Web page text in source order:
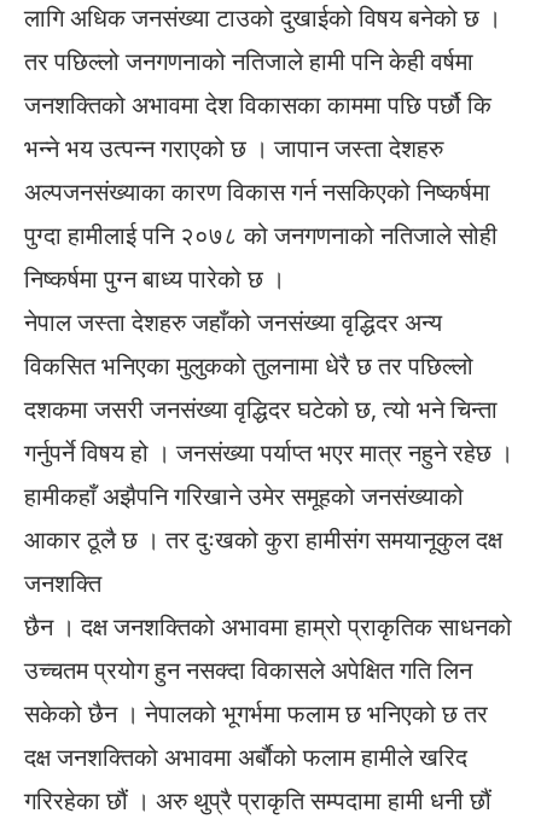
लागि अधिक जनसंख्या टाउको दुखाईको विषय बनेको छ ।
तर पछिल्लो जनगणनाको नतिजाले हामी पनि केही वर्षमा
जनशक्तिको अभावमा देश विकासका काममा पछि पर्छौ कि
भन्ने भय उत्पन्न गराएको छ । जापान जस्ता देशहरु
अल्पजनसंख्याका कारण विकास गर्न नसकिएको निष्कर्षमा
पुग्दा हामीलाई पनि २०७८ को जनगणनाको नतिजाले सोही
निष्कर्षमा पुग्न बाध्य पारेको छ ।
नेपाल जस्ता देशहरु जहाँको जनसंख्या वृद्धिदर अन्य
विकसित भनिएका मुलुकको तुलनामा धेरै छ तर पछिल्लो
दशकमा जसरी जनसंख्या वृद्धिदर घटेको छ, त्यो भने चिन्ता
गर्नुपर्ने विषय हो । जनसंख्या पर्याप्त भएर मात्र नहुने रहेछ ।
हामीकहाँ अझैपनि गरिखाने उमेर समूहको जनसंख्याको
आकार ठूलै छ । तर दुःखको कुरा हामीसंग समयानूकुल दक्ष
जनशक्ति
छैन । दक्ष जनशक्तिको अभावमा हाम्रो प्राकृतिक साधनको
उच्चतम प्रयोग हुन नसक्दा विकासले अपेक्षित गति लिन
सकेको छैन । नेपालको भूगर्भमा फलाम छ भनिएको छ तर
दक्ष जनशक्तिको अभावमा अर्बाैको फलाम हामीले खरिद
गरिरहेका छौं । अरु थुप्रै प्राकृति सम्पदामा हामी धनी छौं